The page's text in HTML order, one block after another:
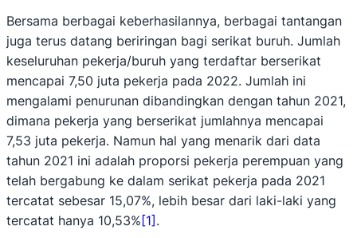
Bersama berbagai keberhasilannya, berbagai tantangan
juga terus datang beriringan bagi serikat buruh. Jumlah
keseluruhan pekerja/buruh yang terdaftar berserikat
mencapai 7,50 juta pekerja pada 2022. Jumlah ini
mengalami penurunan dibandingkan dengan tahun 2021,
dimana pekerja yang berserikat jumlahnya mencapai
7,53 juta pekerja. Namun hal yang menarik dari data
tahun 2021 ini adalah proporsi pekerja perempuan yang
telah bergabung ke dalam serikat pekerja pada 2021
tercatat sebesar 15,07%, lebih besar dari laki-laki yang
tercatat hanya 10,53% [1] .